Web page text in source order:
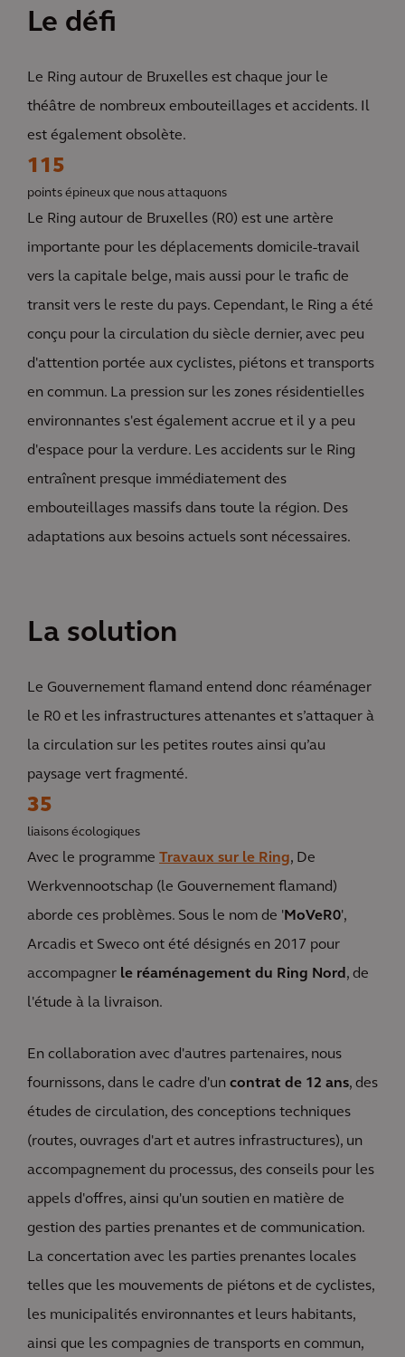
Le défi
Le Ring autour de Bruxelles est chaque jour le
théâtre de nombreux embouteillages et accidents. Il
est également obsolète.
115
points épineux que nous attaquons
Le Ring autour de Bruxelles (R0) est une artère
importante pour les déplacements domicile-travail
vers la capitale belge, mais aussi pour le trafic de
transit vers le reste du pays. Cependant, le Ring a été
conçu pour la circulation du siècle dernier, avec peu
d'attention portée aux cyclistes, piétons et transports
en commun. La pression sur les zones résidentielles
environnantes s'est également accrue et il y a peu
d'espace pour la verdure. Les accidents sur le Ring
entraînent presque immédiatement des
embouteillages massifs dans toute la région. Des
adaptations aux besoins actuels sont nécessaires.
La solution
Le Gouvernement flamand entend donc réaménager
le R0 et les infrastructures attenantes et s’attaquer à
la circulation sur les petites routes ainsi qu’au
paysage vert fragmenté.
35
liaisons écologiques
Avec le programme Travaux sur le Ring, De
Werkvennootschap (le Gouvernement flamand)
aborde ces problèmes. Sous le nom de 'MoVeR0',
Arcadis et Sweco ont été désignés en 2017 pour
accompagner le réaménagement du Ring Nord , de
l'étude à la livraison.
En collaboration avec d'autres partenaires, nous
fournissons, dans le cadre d'un contrat de 12 ans, des
études de circulation, des conceptions techniques
(routes, ouvrages d'art et autres infrastructures), un
accompagnement du processus, des conseils pour les
appels d'offres, ainsi qu'un soutien en matière de
gestion des parties prenantes et de communication.
La concertation avec les parties prenantes locales
telles que les mouvements de piétons et de cyclistes,
les municipalités environnantes et leurs habitants,
ainsi que les compagnies de transports en commun,